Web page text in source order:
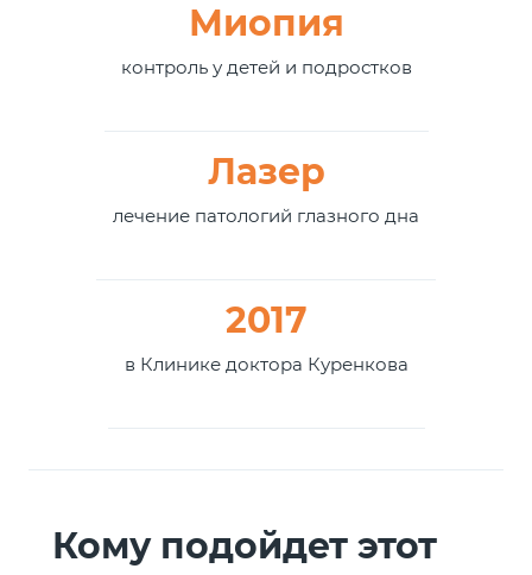
Миопия
контроль у детей и подростков
Лазер
лечение патологий глазного дна
2017
в Клинике доктора Куренкова
Кому подойдет этот